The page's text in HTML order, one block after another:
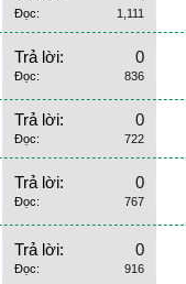
Đọc: 1,111
Trả lời: 0
Đọc: 836
Trả lời: 0
Đọc: 722
Trả lời: 0
Đọc: 767
Trả lời: 0
Đọc: 916